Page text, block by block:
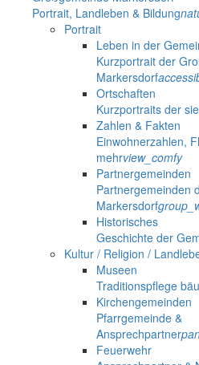
Portrait, Landleben & Bildung
Portrait
Leben in der
Kurzportrait der
Markersdorf
Ortschaften
Kurzportraits der
Zahlen & Fakten
Einwohnerzahlen,
mehrview_comfy
Partnergemeinden
Partnergemeinden
Markersdorf
Historisches
Geschichte der
Kultur / Religion /
Museen
Traditionspflege
Kirchengemeinden
Pfarrgemeinde &
Ansprechpartner
Feuerwehr